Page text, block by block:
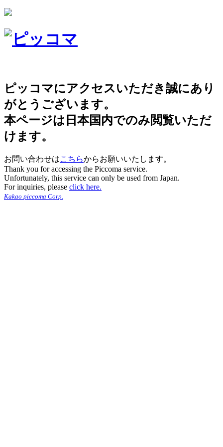
ピッコマにアクセスいただき誠にあり
がとうございます。
本ページは日本国内でのみ閲覧いただ
けます。
お問い合わせはこちらからお願いいたします。
Thank you for accessing the Piccoma service.
Unfortunately, this service can only be used from Japan.
For inquiries, please click here.
Kakao piccoma Corp.